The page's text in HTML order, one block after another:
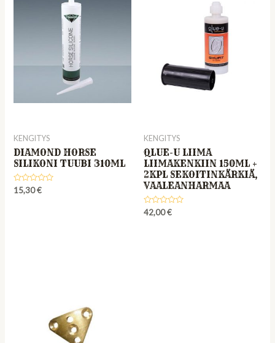
KENGITYS
DIAMOND HORSE
SILIKONI TUUBI 310ML
Rated
0
15,30€
KENGITYS
QLUE-U LIIMA
LIIMAKENKIIN 150ML +
2KPL SEKOITINKÄRKIÄ,
VAALEANHARMAA
Rated
0
42,00€